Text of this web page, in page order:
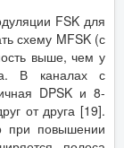
FSK для
схему MFSK (с
выше, чем у
В каналах с
DPSK и 8-
от друга [19].
при повышении